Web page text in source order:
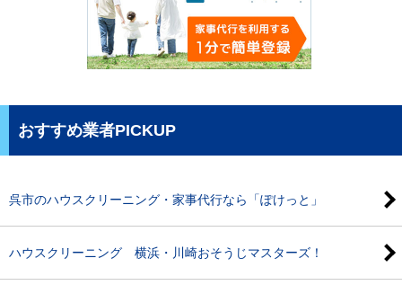
おすすめ業者PICKUP
呉市のハウスクリーニング・家事代行なら「ぽけっと」
ハウスクリーニング 横浜・川崎おそうじマスターズ！